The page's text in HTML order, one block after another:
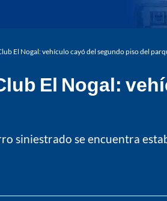
El Nogal: vehículo cayó del segundo piso del
El Nogal:
se encuentra